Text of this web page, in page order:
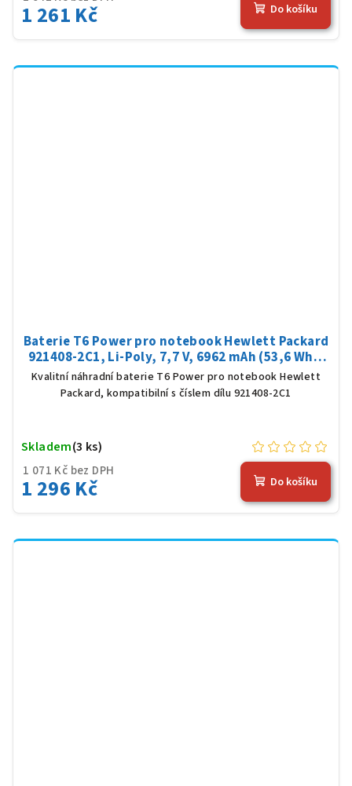
1 261 Kč Do košíku
Baterie T6 Power pro notebook Hewlett Packard
921408-2C1, Li-Poly, 7,7 V, 6962 mAh (53,6 Wh),
černá
Kvalitní náhradní baterie T6 Power pro notebook Hewlett
Packard, kompatibilní s číslem dílu 921408-2C1
1 071 Kč bez DPH
1 296 Kč
Skladem(3 ks)
Do košíku